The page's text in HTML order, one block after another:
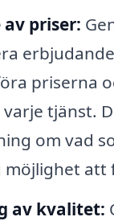
av priser:
priserna
tjänst.
om vad
möjlighet att
av kvalitet: